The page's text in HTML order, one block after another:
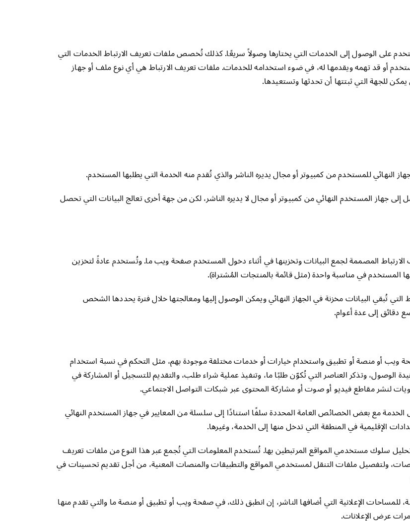
على الوصول إلى الخدمات التي يختارها وصولاً سريعًا. كذلك تُخصص ملفات تعريف الارتباط الخدمات التي
أو قد تهمه ويقدمها له، في ضوء استخدامه للخدمات. ملفات تعريف الارتباط هي أي نوع ملف أو جهاز
للجهة التي ثبتتها أن تحدثها وتستعيدها.
النهائي للمستخدم من كمبيوتر أو مجال يديره الناشر والذي تُقدم منه الخدمة التي يطلبها المستخدم.
إلى جهاز المستخدم النهائي من كمبيوتر أو مجال لا يديره الناشر، لكن من جهة أخرى تعالج البيانات التي تحصل
الارتباط المصممة لجمع البيانات وتخزينها في أثناء دخول المستخدم صفحة ويب ما. وتُستخدم عادةً لتخزين
المستخدم في مناسبة واحدة (مثل قائمة بالمنتجات المُشتراة).
التي تُبقي البيانات مخزنة في الجهاز النهائي ويمكن الوصول إليها ومعالجتها خلال فترة يحددها الشخص
دقائق إلى عدة أعوام.
ويب أو منصة أو تطبيق واستخدام خيارات أو خدمات مختلفة موجودة بهم، مثل التحكم في نسبة استخدام
الوصول، وتذكر العناصر التي تُكوّن طلبًا ما، وتنفيذ عملية شراء طلب، والتقديم للتسجيل أو المشاركة في
لنشر مقاطع فيديو أو صوت أو مشاركة المحتوى عبر شبكات التواصل الاجتماعي.
الخدمة مع بعض الخصائص العامة المحددة سلفًا استنادًا إلى سلسلة من المعايير في جهاز المستخدم النهائي
الإقليمية في المنطقة التي تدخل منها إلى الخدمة، وغيرها.
سلوك مستخدمي المواقع المرتبطين بها. تُستخدم المعلومات التي تُجمع عبر هذا النوع من ملفات تعريف
ولتفصيل ملفات التنقل لمستخدمي المواقع والتطبيقات والمنصات المعنية، من أجل تقديم تحسينات في
للمساحات الإعلانية التي أضافها الناشر، إن انطبق ذلك، في صفحة ويب أو تطبيق أو منصة ما والتي تقدم منها
مرات عرض الإعلانات.